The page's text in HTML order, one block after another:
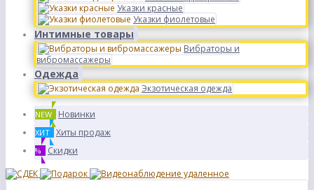
Указки красные
Указки фиолетовые
Интимные товары
Вибраторы и
вибромассажеры
Одежда
Экзотическая одежда
NEW Новинки
ХИТ Хиты продаж
% Скидки